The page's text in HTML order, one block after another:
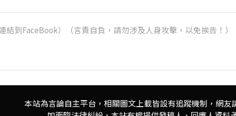
結到FaceBook）（言責自負，請勿涉及人身攻擊，以免挨告！）
本站為言論自主平台，相關圖文上載皆設有追蹤機制， 網友